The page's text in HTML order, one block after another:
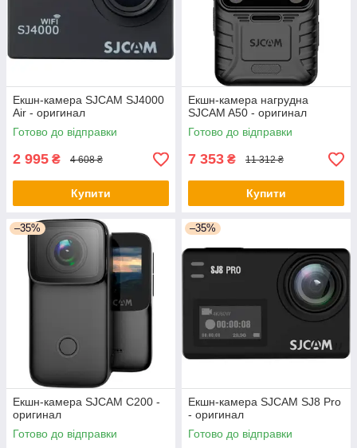
Екшн-камера SJCAM SJ4000
Air - оригинал
Готово до відправки
2 995 ₴ 4 608 ₴
Купити
Екшн-камера нагрудна
SJCAM A50 - оригинал
Готово до відправки
7 353 ₴ 11 312 ₴
Купити
–35%
Екшн-камера SJCAM C200 -
оригинал
Готово до відправки
–35%
Екшн-камера SJCAM SJ8 Pro
- оригинал
Готово до відправки